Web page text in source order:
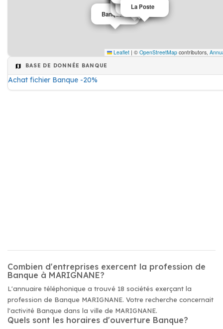
Banque
Banque
Banque
La Poste
Leaflet | © OpenStreetMap contributors,
BASE DE DONNÉE BANQUE
Achat fichier Banque -20%
Combien d'entreprises exercent la profession de
Banque à MARIGNANE?
L'annuaire téléphonique a trouvé 18 sociétés exerçant la
profession de Banque MARIGNANE. Votre recherche concernait
l'activité Banque dans la ville de MARIGNANE.
Quels sont les horaires d'ouverture Banque?